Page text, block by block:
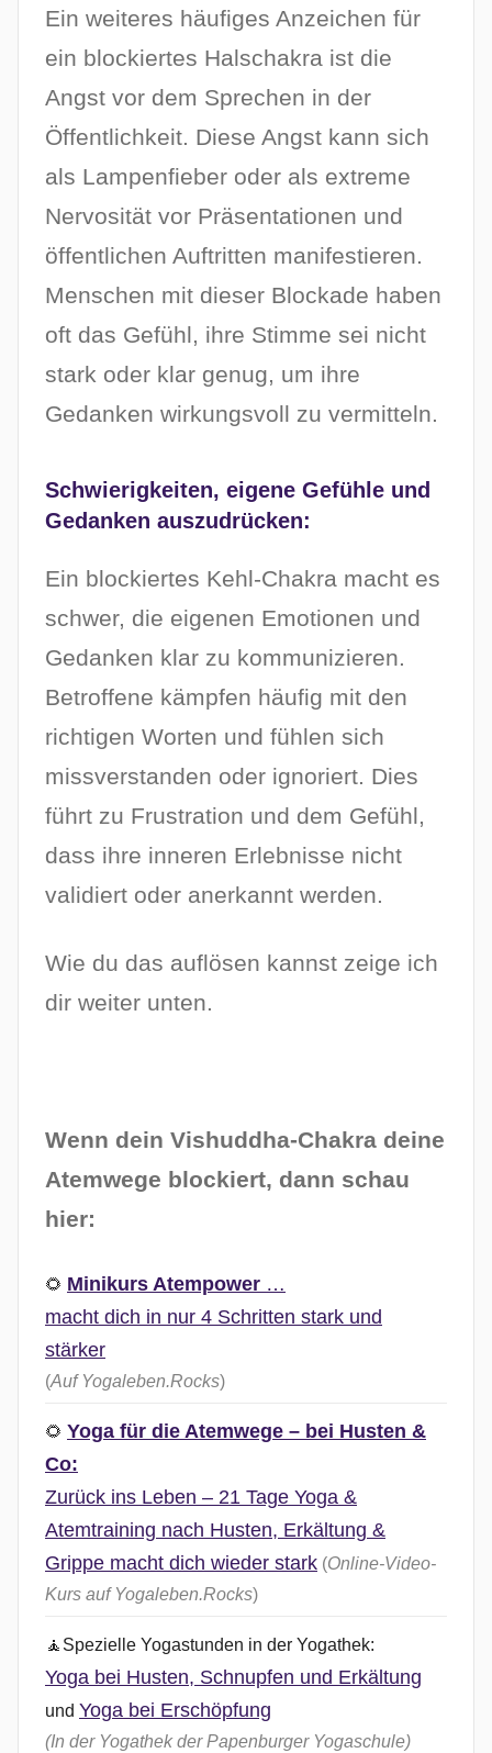
Ein weiteres häufiges Anzeichen für
ein blockiertes Halschakra ist die
Angst vor dem Sprechen in der
Öffentlichkeit. Diese Angst kann sich
als Lampenfieber oder als extreme
Nervosität vor Präsentationen und
öffentlichen Auftritten manifestieren.
Menschen mit dieser Blockade haben
oft das Gefühl, ihre Stimme sei nicht
stark oder klar genug, um ihre
Gedanken wirkungsvoll zu vermitteln.
Schwierigkeiten, eigene Gefühle und
Gedanken auszudrücken:
Ein blockiertes Kehl-Chakra macht es
schwer, die eigenen Emotionen und
Gedanken klar zu kommunizieren.
Betroffene kämpfen häufig mit den
richtigen Worten und fühlen sich
missverstanden oder ignoriert. Dies
führt zu Frustration und dem Gefühl,
dass ihre inneren Erlebnisse nicht
validiert oder anerkannt werden.
Wie du das auflösen kannst zeige ich
dir weiter unten.
Wenn dein Vishuddha-Chakra deine
Atemwege blockiert, dann schau
hier:
🌻 Minikurs Atempower …
macht dich in nur 4 Schritten stark und
stärker
(Auf Yogaleben.Rocks)
🌻 Yoga für die Atemwege – bei Husten &
Co:
Zurück ins Leben – 21 Tage Yoga &
Atemtraining nach Husten, Erkältung &
Grippe macht dich wieder stark (Online-Video-
Kurs auf Yogaleben.Rocks)
🧘Spezielle Yogastunden in der Yogathek:
Yoga bei Husten, Schnupfen und Erkältung
und Yoga bei Erschöpfung
(In der Yogathek der Papenburger Yogaschule)